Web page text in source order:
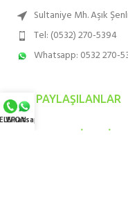
Sultaniye Mh. Aşık
Tel: (0532) 270-5394
Whatsapp: 0532 270-
SON PAYLAŞILANLAR
Whatsapp